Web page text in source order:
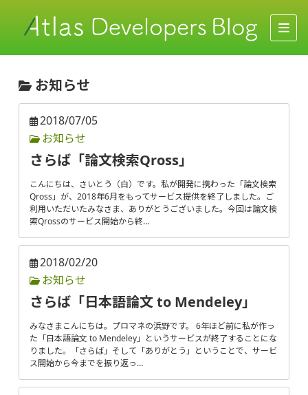
お知らせ
2018/07/05
お知らせ
さらば「論文検索Qross」
こんにちは、さいとう（白）です。私が開発に携わった「論文検索
Qross」が、2018年6月をもってサービス提供を終了しました。ご
利用いただいたみなさま、ありがとうございました。今回は論文検
索Qrossのサービス開始から終…
2018/02/20
お知らせ
さらば「日本語論文 to Mendeley」
みなさまこんにちは。プロマネの浜野です。 6年ほど前に私が作っ
た「日本語論文 to Mendeley」というサービスが終了することにな
りました。「さらば」そして「ありがとう」ということで、サービ
ス開始から今までを振り返っ…